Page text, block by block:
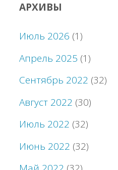
АРХИВЫ
Июль 2026 (1)
Апрель 2025 (1)
Сентябрь 2022 (32)
Август 2022 (30)
Июль 2022 (32)
Июнь 2022 (32)